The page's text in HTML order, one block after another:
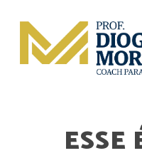
content
ESSE